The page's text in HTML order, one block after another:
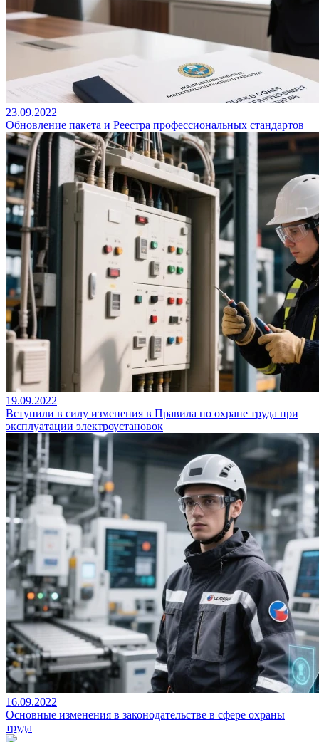
23.09.2022
Обновление пакета и Реестра профессиональных стандартов
19.09.2022
Вступили в силу изменения в Правила по охране труда при
эксплуатации электроустановок
16.09.2022
Основные изменения в законодательстве в сфере охраны
труда